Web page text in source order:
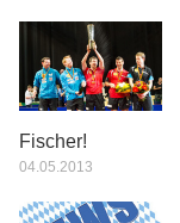
Fischer!
04.05.2013